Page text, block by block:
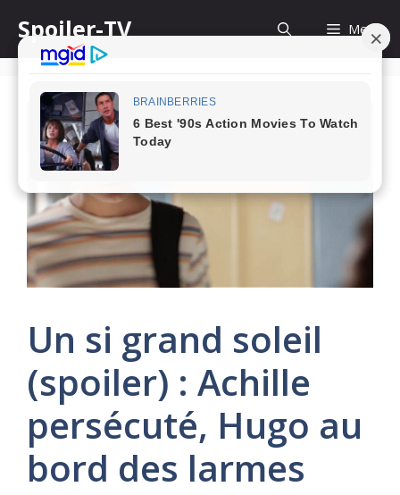
content
Spoiler-TV Menu
Un si grand soleil
(spoiler) : Achille
persécuté, Hugo au
bord des larmes